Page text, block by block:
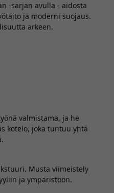
-sarjan avulla - aidosta
ja moderni suojaus.
arkeen.
valmistama, ja he
kotelo, joka tuntuu yhtä
Musta viimeistely
ja ympäristöön.